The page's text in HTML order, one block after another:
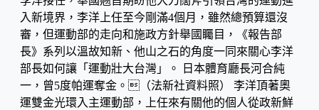
入新境界，李洋上任至今剛滿4個月，雖然總預算還沒
審，但運動部的走向和施政方針舉國矚目，《報告部
長》系列以溫故知新、他山之石的角度一同來關心李洋
部長如何讓「運動壯大台灣」。 日本體育廳長河合純
一，曾5度帕運奪金。（法新社資料照） 李洋頂著奧
運雙金光環入主運動部，上任來有關他的個人從政新鮮